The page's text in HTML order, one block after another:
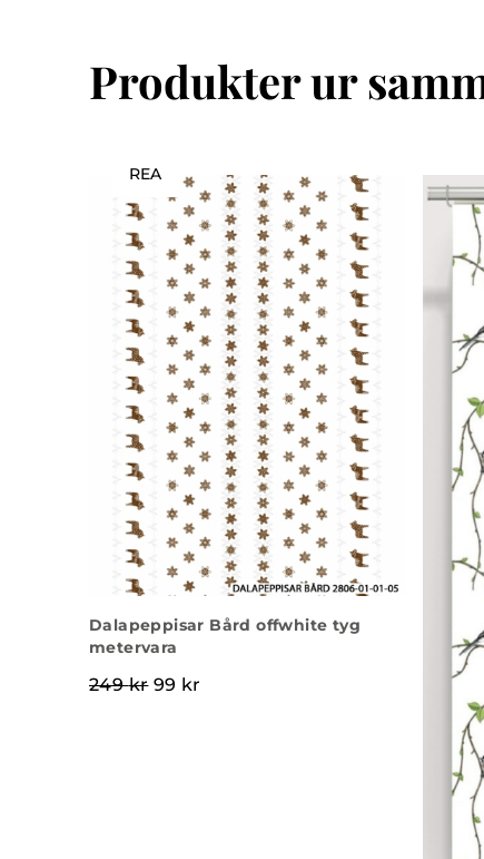
Produkter ur
REA
Dalapeppisar Bård offwhite tyg
metervara
249kr Det ursprungliga priset var: 249 kr.
99 kr Det nuvarande priset är: 99 kr.